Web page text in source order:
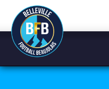
Panneau de gestion des cookies